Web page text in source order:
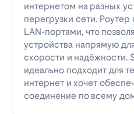
интернетом на разных
перегрузки сети.
LAN-портами, что
устройства напрямую
скорости и надёжности.
идеально подходит для
интернет и хочет
соединение по всему